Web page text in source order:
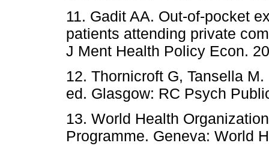
11. Gadit AA. Out-of-pocket
patients attending private
J Ment Health Policy Econ.
12. Thornicroft G, Tansella
ed. Glasgow: RC Psych
13. World Health
Programme. Geneva: World